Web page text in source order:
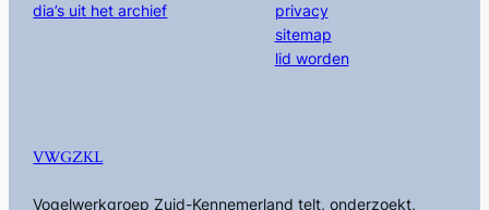
dia’s uit het archief
privacy
sitemap
lid worden
VWGZKL
Vogelwerkgroep Zuid-Kennemerland telt, onderzoekt,